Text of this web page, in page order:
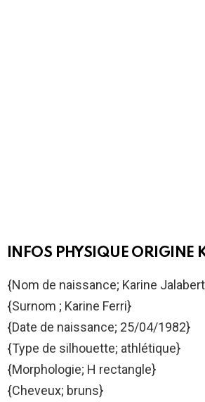
INFOS PHYSIQUE ORIGINE
{Nom de naissance; Karine
{Surnom ; Karine Ferri}
{Date de naissance; 25/04/1982}
{Type de silhouette; athlétique}
{Morphologie; H rectangle}
{Cheveux; bruns}